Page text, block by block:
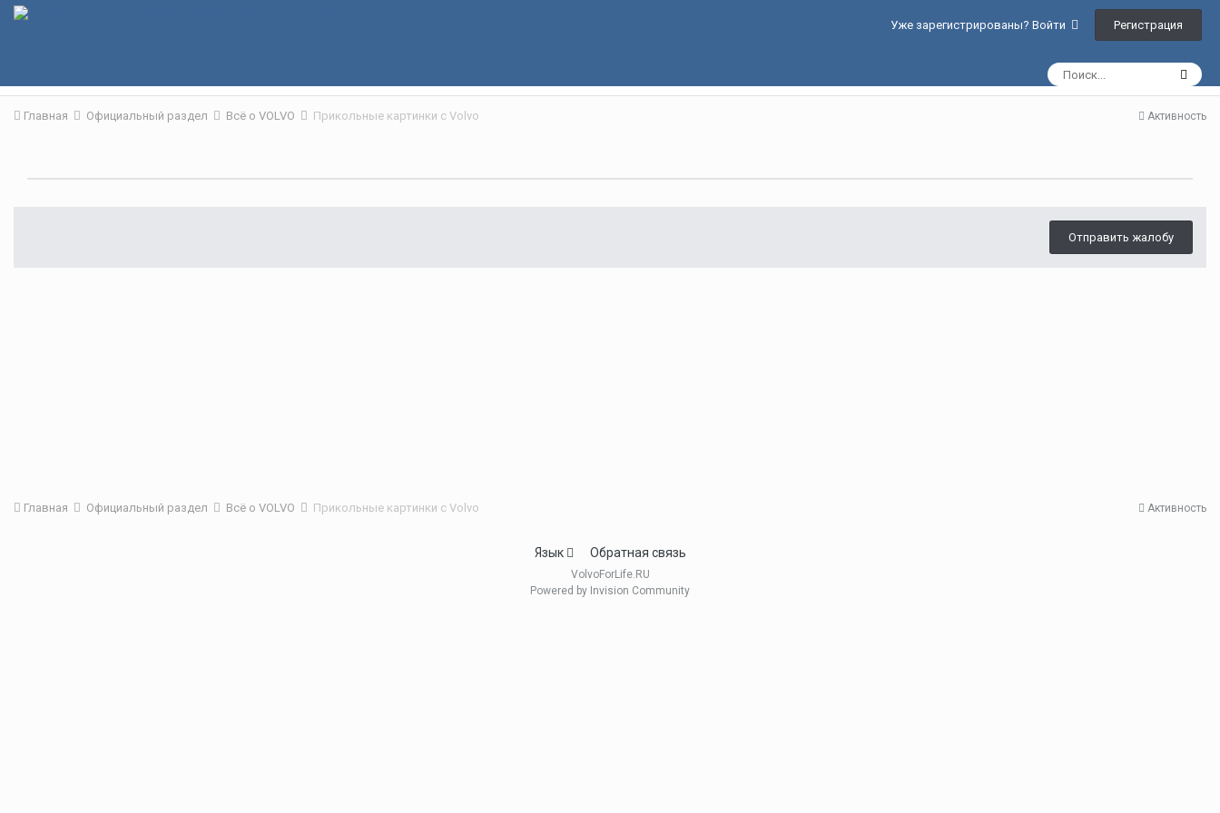
Уже зарегистрированы? Войти Регистрация
Активность
Главная Официальный раздел Всё о VOLVO Прикольные картинки с Volvo
Отправить жалобу
Активность
Главная Официальный раздел Всё о VOLVO Прикольные картинки с Volvo
Язык Обратная связь
VolvoForLife.RU
Powered by Invision Community